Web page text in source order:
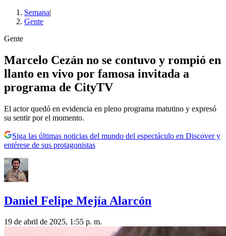
Semana|
Gente
Gente
Marcelo Cezán no se contuvo y rompió en
llanto en vivo por famosa invitada a
programa de CityTV
El actor quedó en evidencia en pleno programa matutino y expresó
su sentir por el momento.
Siga las últimas noticias del mundo del espectáculo en Discover y
entérese de sus protagonistas
Daniel Felipe Mejía Alarcón
19 de abril de 2025, 1:55 p. m.